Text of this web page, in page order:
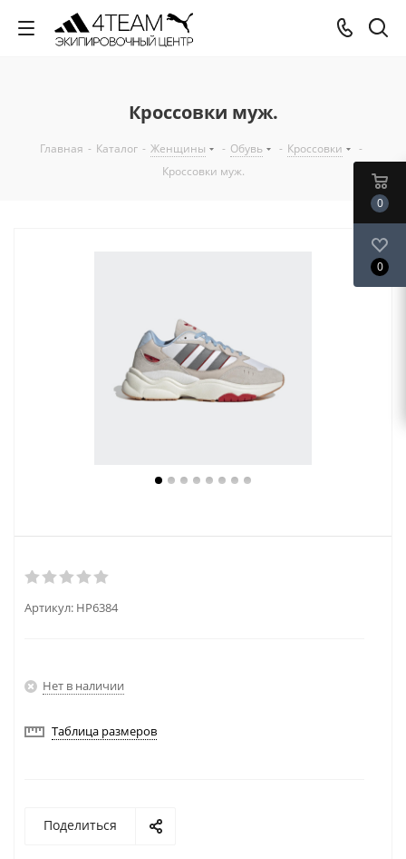
Кроссовки муж.
Главная - Каталог - Женщины - Обувь - Кроссовки
-
Кроссовки муж.
Артикул: HP6384
Нет в наличии
Таблица размеров
Поделиться
0
0